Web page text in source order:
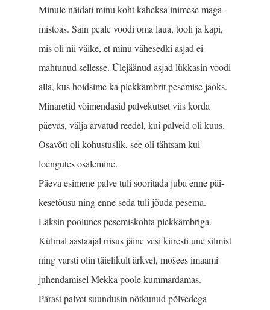
Minule näidati minu koht kaheksa inimese maga­
mistoas. Sain peale voodi oma laua, tooli ja kapi,
mis oli nii väike, et minu vähesedki asjad ei
mahtunud sellesse. Ülejäänud asjad lükkasin voodi
alla, kus hoidsime ka plekkämbrit pesemise jaoks.
Minaretid võimendasid palvekutset viis korda
päevas, välja arvatud reedel, kui palveid oli kuus.
Osavõtt oli kohustuslik, see oli tähtsam kui
loengutes osalemine.
Päeva esimene palve tuli sooritada juba enne päi­
kesetõusu ning enne seda tuli jõuda pesema.
Läksin poolunes pesemiskohta plekkämbriga.
Külmal aasta­ajal riisus jäine vesi kiiresti une silmist
ning varsti olin täielikult ärkvel, mošees imaami
juhendamisel Mekka poole kummardamas.
Pärast palvet suundusin nõtkunud põlvedega